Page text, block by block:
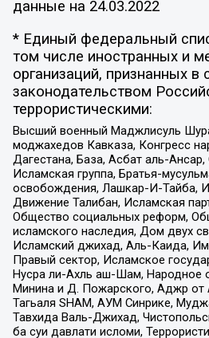
данные на 24.03.2022
* Единый федеральный
том числе иностранных и
организаций, признанных в
законодательством
террористическими:
Высший военный Маджлисуль
моджахедов Кавказа, Конгресс
Дагестана, База, Асбат аль-
Исламская группа, Братья-
освобождения, Лашкар-И-Тайба,
Движение Талибан, Исламская
Общество социальных реформ,
исламского наследия, Дом двух
Исламский джихад, Аль-Каида,
Правый сектор, Исламское
Нусра ли-Ахль аш-Шам, Народное
Минина и Д. Пожарского, Аджр от
Тагьаля SHAM, АУМ Синрике,
Тавхида Валь-Джихад,
ба суи давлати исломи,